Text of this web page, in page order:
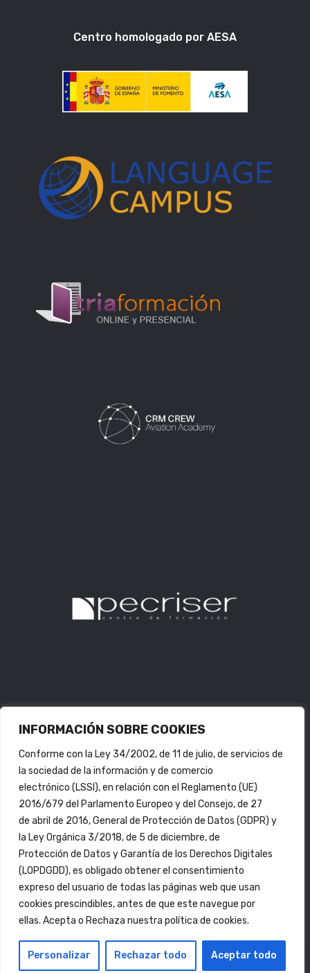
INFORMACIÓN SOBRE COOKIES
Conforme con la Ley 34/2002, de 11 de julio, de servicios de
la sociedad de la información y de comercio
electrónico (LSSI), en relación con el Reglamento (UE)
2016/679 del Parlamento Europeo y del Consejo, de 27
de abril de 2016, General de Protección de Datos (GDPR) y
la Ley Orgánica 3/2018, de 5 de diciembre, de
Protección de Datos y Garantía de los Derechos Digitales
(LOPDGDD), es obligado obtener el consentimiento
expreso del usuario de todas las páginas web que usan
cookies prescindibles, antes de que este navegue por
ellas. Acepta o Rechaza nuestra política de cookies.
Personalizar Rechazar todo Aceptar todo
Centro homologado por AESA
Copyright © 2026 Central Crew S.C. Todos los
Derechos Reservados.